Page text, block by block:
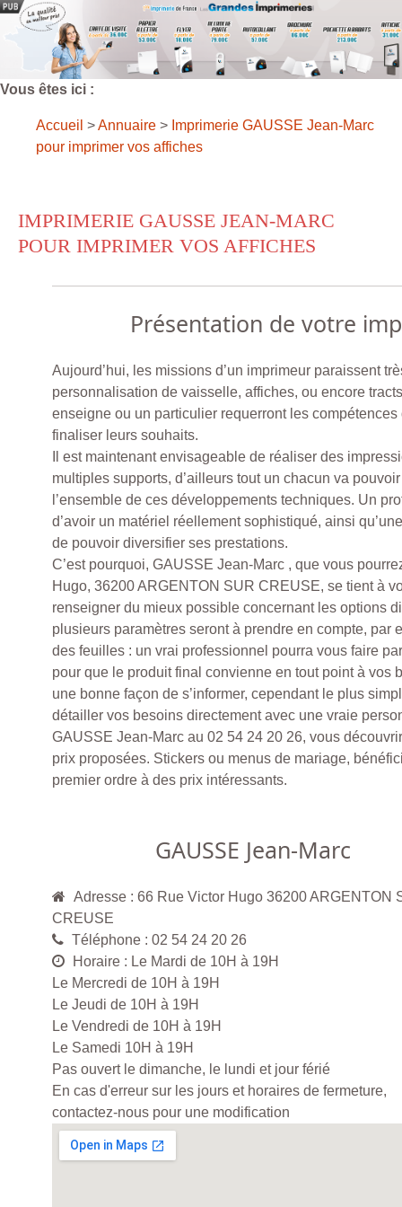
Vous êtes ici :
Accueil >Annuaire > Imprimerie GAUSSE Jean-Marc
pour imprimer vos affiches
IMPRIMERIE GAUSSE JEAN-MARC
POUR IMPRIMER VOS AFFICHES
Présentation de votre
Aujourd’hui, les missions d’un imprimeur paraissent
personnalisation de vaisselle, affiches, ou encore
enseigne ou un particulier requerront les compétences
finaliser leurs souhaits.
Il est maintenant envisageable de réaliser des
multiples supports, d’ailleurs tout un chacun va
l’ensemble de ces développements techniques. Un
d’avoir un matériel réellement sophistiqué, ainsi
de pouvoir diversifier ses prestations.
C’est pourquoi, GAUSSE Jean-Marc , que vous
Hugo, 36200 ARGENTON SUR CREUSE, se tient à
renseigner du mieux possible concernant les options
plusieurs paramètres seront à prendre en compte, par
des feuilles : un vrai professionnel pourra vous faire
pour que le produit final convienne en tout point à vos
une bonne façon de s’informer, cependant le plus
détailler vos besoins directement avec une vraie
GAUSSE Jean-Marc au 02 54 24 20 26, vous
prix proposées. Stickers ou menus de mariage,
premier ordre à des prix intéressants.
GAUSSE Jean-Marc
Adresse : 66 Rue Victor Hugo 36200 ARGENTON
CREUSE
Téléphone : 02 54 24 20 26
Horaire : Le Mardi de 10H à 19H
Le Mercredi de 10H à 19H
Le Jeudi de 10H à 19H
Le Vendredi de 10H à 19H
Le Samedi 10H à 19H
Pas ouvert le dimanche, le lundi et jour férié
En cas d'erreur sur les jours et horaires de fermeture,
contactez-nous pour une modification